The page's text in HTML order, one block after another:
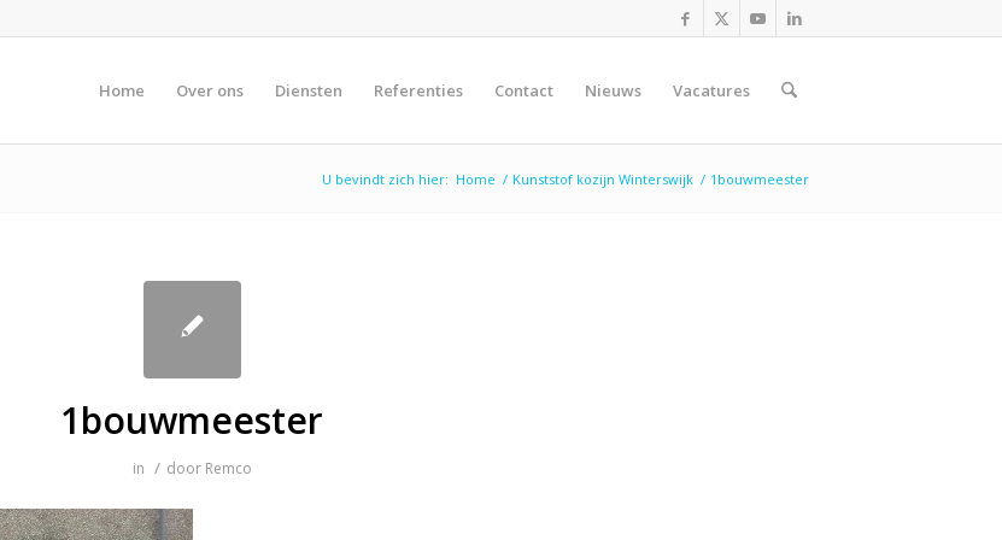
Home Over ons Diensten Referenties Contact Nieuws Vacatures
U bevindt zich hier: Home / Kunststof kozijn Winterswijk / 1bouwmeester
1bouwmeester
in / door Remco